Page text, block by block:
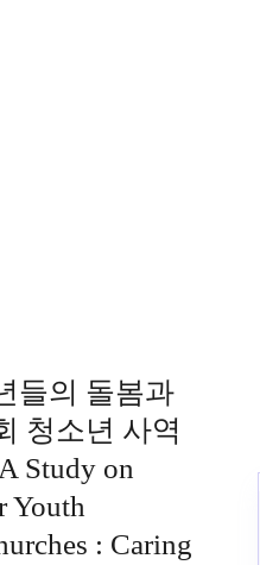
들의 돌봄과
청소년 사역
Study on
Youth
: Caring